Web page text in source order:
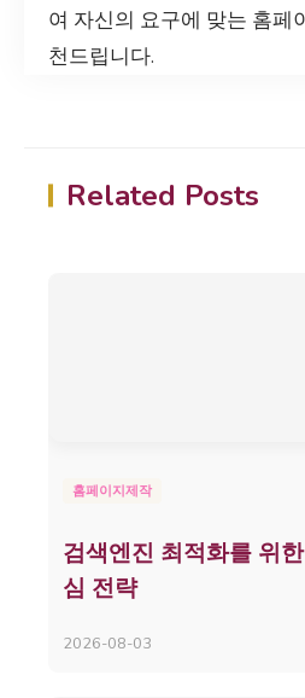
여 자신의 요구에 맞는 홈페
천드립니다.
Related Posts
홈페이지제작
검색엔진 최적화를 위
심 전략
2026-08-03